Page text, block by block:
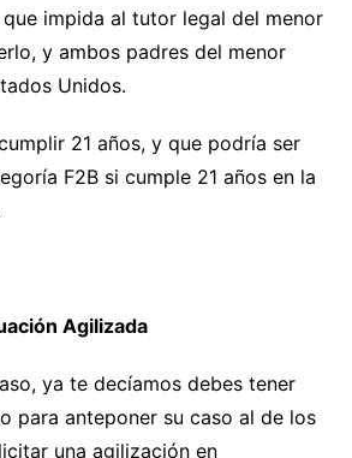
impida al tutor legal del menor
y ambos padres del menor
Unidos.
21 años, y que podría ser
F2B si cumple 21 años en la
Agilizada
ya te decíamos debes tener
para anteponer su caso al de los
una agilización en